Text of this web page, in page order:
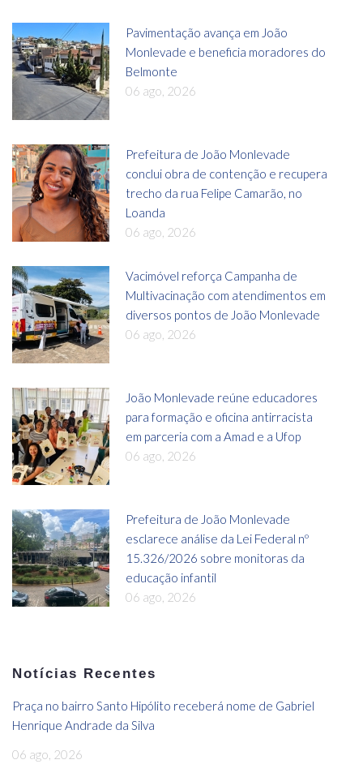
Pavimentação avança em João
Monlevade e beneficia moradores do
Belmonte
06 ago, 2026
Prefeitura de João Monlevade
conclui obra de contenção e recupera
trecho da rua Felipe Camarão, no
Loanda
06 ago, 2026
Vacimóvel reforça Campanha de
Multivacinação com atendimentos em
diversos pontos de João Monlevade
06 ago, 2026
João Monlevade reúne educadores
para formação e oficina antirracista
em parceria com a Amad e a Ufop
06 ago, 2026
Prefeitura de João Monlevade
esclarece análise da Lei Federal nº
15.326/2026 sobre monitoras da
educação infantil
06 ago, 2026
Notícias Recentes
Praça no bairro Santo Hipólito receberá nome de Gabriel
Henrique Andrade da Silva
06 ago, 2026